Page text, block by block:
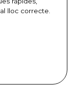
lloc correcte.